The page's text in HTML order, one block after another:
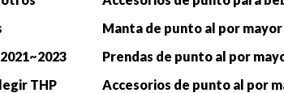
THP
Manta de punto al por mayor
Prendas de punto al por
Accesorios de punto al por